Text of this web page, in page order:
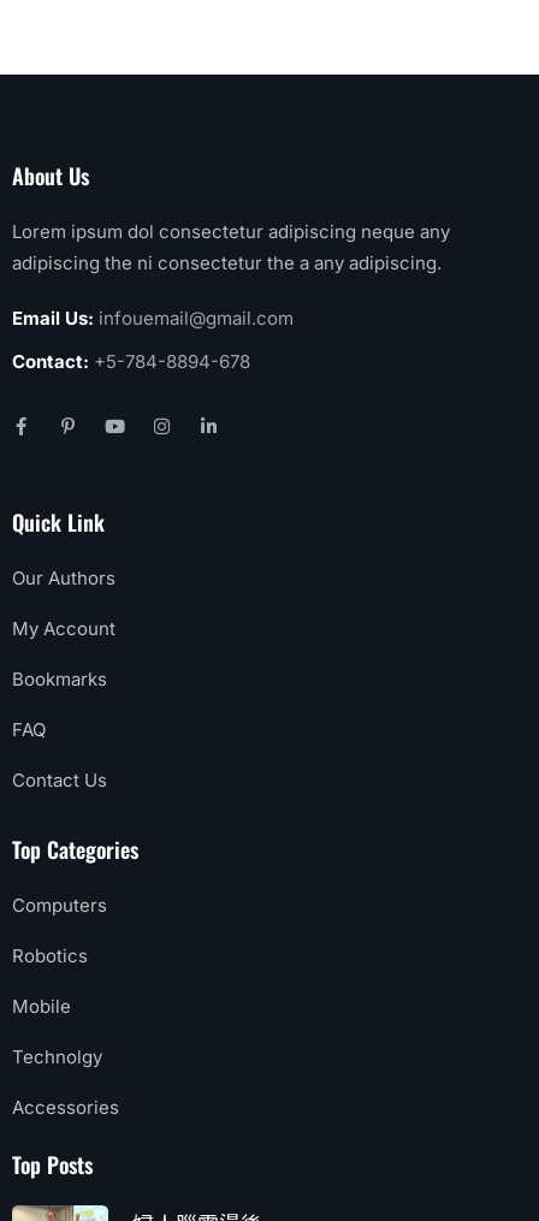
About Us
Lorem ipsum dol consectetur adipiscing neque any
adipiscing the ni consectetur the a any adipiscing.
Email Us: infouemail@gmail.com
Contact: +5-784-8894-678
Quick Link
Our Authors
My Account
Bookmarks
FAQ
Contact Us
Top Categories
Computers
Robotics
Mobile
Technolgy
Accessories
Top Posts